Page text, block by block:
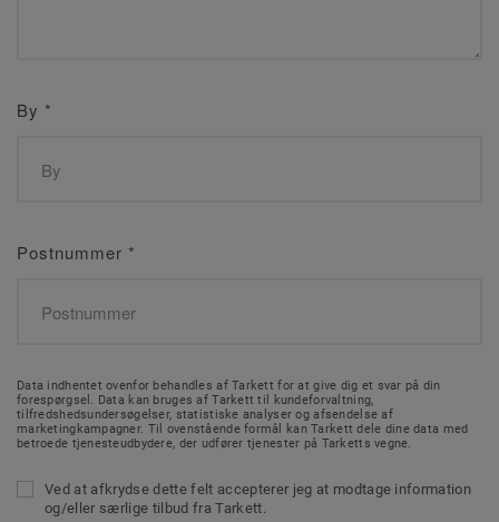
By *
Postnummer *
Data indhentet ovenfor behandles af Tarkett for at give dig et svar på din
forespørgsel. Data kan bruges af Tarkett til kundeforvaltning,
tilfredshedsundersøgelser, statistiske analyser og afsendelse af
marketingkampagner. Til ovenstående formål kan Tarkett dele dine data med
betroede tjenesteudbydere, der udfører tjenester på Tarketts vegne.
Ved at afkrydse dette felt accepterer jeg at modtage information
og/eller særlige tilbud fra Tarkett.